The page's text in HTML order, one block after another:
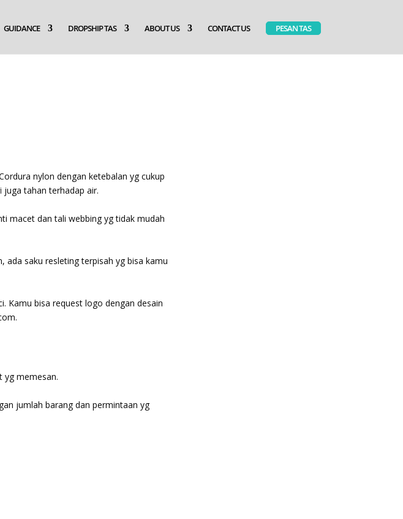
GUIDANCE DROPSHIP TAS ABOUT US CONTACT US PESAN TAS
nylon dengan ketebalan yg cukup
juga tahan terhadap air.
macet dan tali webbing yg tidak mudah
saku resleting terpisah yg bisa kamu
Kamu bisa request logo dengan desain
yg memesan.
jumlah barang dan permintaan yg